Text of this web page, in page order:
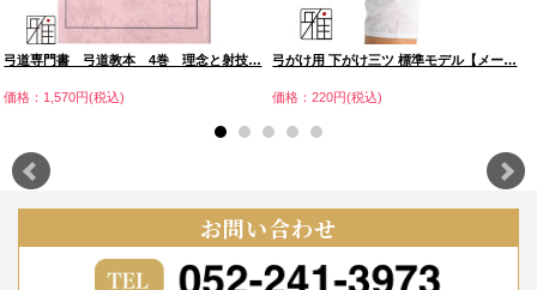
弓道専門書 弓道教本 4巻 理念と射技…
価格：1,570円(税込)
弓がけ用 下がけ三ツ 標準モデル【メー…
価格：220円(税込)
お問い合わせ